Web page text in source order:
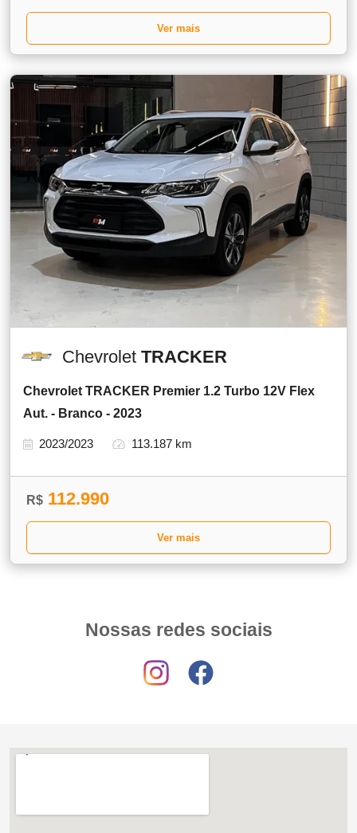
Ver mais
Chevrolet TRACKER
Chevrolet TRACKER Premier 1.2 Turbo 12V Flex
Aut. - Branco - 2023
2023/2023 113.187 km
R$ 112.990
Ver mais
Nossas redes sociais